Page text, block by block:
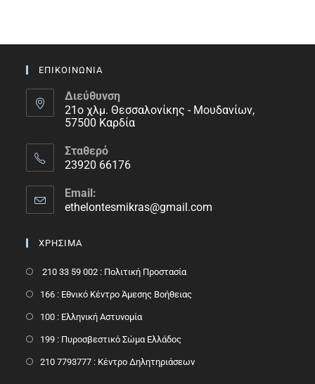
ΕΠΙΚΟΙΝΩΝΙΑ
Διεύθυνση
21ο χλμ. Θεσσαλονίκης - Μουδανίων,
57500 Καρδία
Σταθερό
23920 66176
Email:
ethelontesmikras@gmail.com
ΧΡΗΣΙΜΑ
210 33 59 002 : Πολιτική Προστασία
166 : Εθνικό Κέντρο Άμεσης Βοήθειας
100 : Ελληνική Αστυνομία
199 : Πυροσβεστικό Σώμα Ελλάδος
210 7793777 : Kέντρο Δηλητηριάσεων